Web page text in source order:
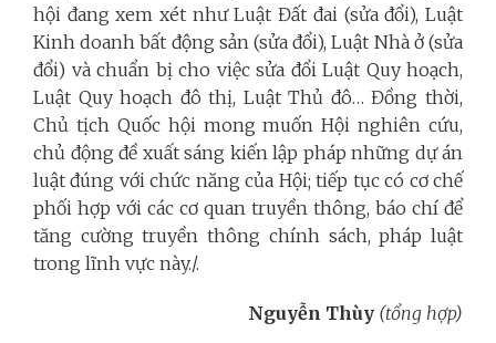
hội đang xem xét như Luật Đất đai (sửa đổi), Luật
Kinh doanh bất động sản (sửa đổi), Luật Nhà ở (sửa
đổi) và chuẩn bị cho việc sửa đổi Luật Quy hoạch,
Luật Quy hoạch đô thị, Luật Thủ đô… Đồng thời,
Chủ tịch Quốc hội mong muốn Hội nghiên cứu,
chủ động đề xuất sáng kiến lập pháp những dự án
luật đúng với chức năng của Hội; tiếp tục có cơ chế
phối hợp với các cơ quan truyền thông, báo chí để
tăng cường truyền thông chính sách, pháp luật
trong lĩnh vực này./.
Nguyễn Thùy (tổng hợp)